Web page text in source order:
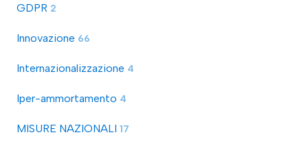
GDPR 2
Innovazione 66
Internazionalizzazione 4
Iper-ammortamento 4
MISURE NAZIONALI 17